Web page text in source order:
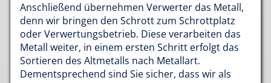
Anschließend übernehmen Verwerter das Metall,
denn wir bringen den Schrott zum Schrottplatz
oder Verwertungsbetrieb. Diese verarbeiten das
Metall weiter, in einem ersten Schritt erfolgt das
Sortieren des Altmetalls nach Metallart.
Dementsprechend sind Sie sicher, dass wir als